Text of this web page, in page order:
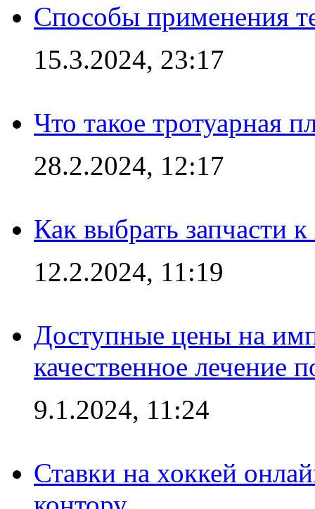
Способы применения
15.3.2024, 23:17
Что такое тротуарная
28.2.2024, 12:17
Как выбрать запчасти
12.2.2024, 11:19
Доступные цены на
качественное лечение
9.1.2024, 11:24
Ставки на хоккей